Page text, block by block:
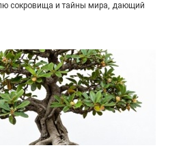
сокровища и тайны мира, дающий